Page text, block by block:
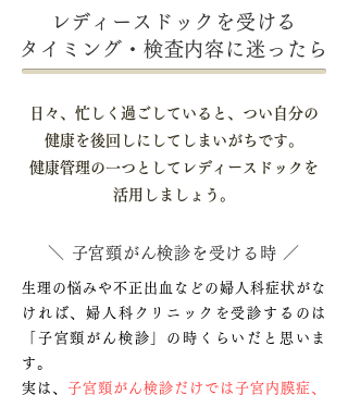
レディースドックを受ける
タイミング・検査内容に迷ったら
日々、忙しく過ごしていると、つい自分の
健康を後回しにしてしまいがちです。
健康管理の一つとしてレディースドックを
活用しましょう。
＼ 子宮頸がん検診を受ける時 ／
生理の悩みや不正出血などの婦人科症状がな
ければ、婦人科クリニックを受診するのは
「子宮頸がん検診」の時くらいだと思いま
す。
実は、 子宮頸がん検診だけでは子宮内膜症、